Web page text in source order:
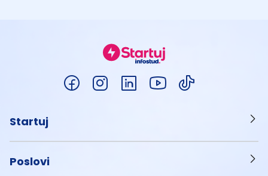
Startuj
Poslovi